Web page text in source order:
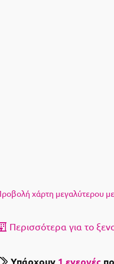
χάρτη μεγαλύτερου
Περισσότερα για το
Υπάρχουν 1 ενεργές